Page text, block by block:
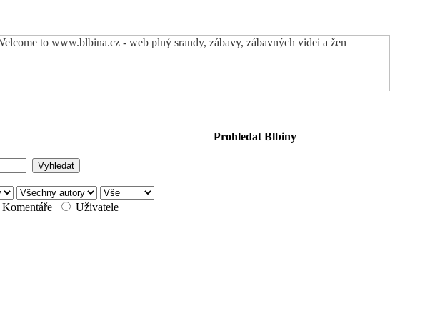
Prohledat Blbiny
Komentáře Uživatele